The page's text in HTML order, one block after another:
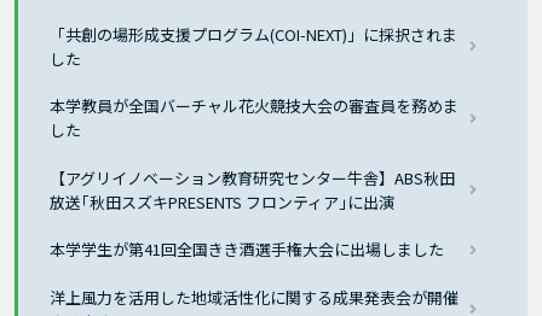
「共創の場形成支援プログラム(COI-NEXT)」に採択されま
した
本学教員が全国バーチャル花火競技大会の審査員を務めま
した
【アグリイノベーション教育研究センター牛舎】ABS秋田
放送｢秋田スズキPRESENTS フロンティア｣に出演
本学学生が第41回全国きき酒選手権大会に出場しました
洋上風力を活用した地域活性化に関する成果発表会が開催